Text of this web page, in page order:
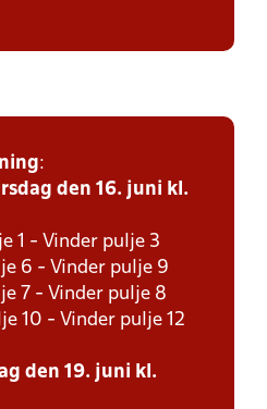
:
den 16. juni kl.
1 - Vinder pulje 3
6 - Vinder pulje 9
7 - Vinder pulje 8
10 - Vinder pulje 12
den 19. juni kl.